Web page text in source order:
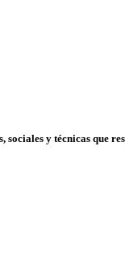
sociales y técnicas que